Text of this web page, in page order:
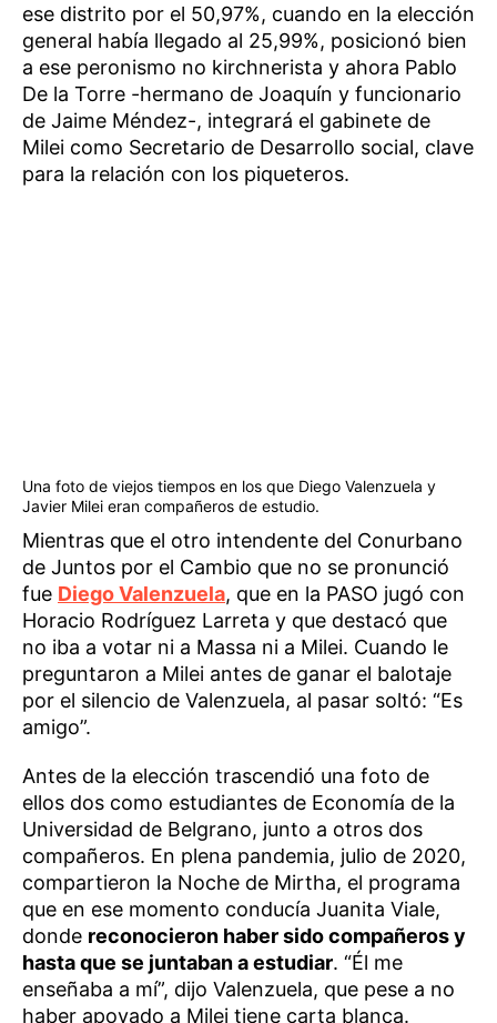
ese distrito por el 50,97%, cuando en la elección
general había llegado al 25,99%, posicionó bien
a ese peronismo no kirchnerista y ahora Pablo
De la Torre -hermano de Joaquín y funcionario
de Jaime Méndez-, integrará el gabinete de
Milei como Secretario de Desarrollo social, clave
para la relación con los piqueteros.
Una foto de viejos tiempos en los que Diego Valenzuela y
Javier Milei eran compañeros de estudio.
Mientras que el otro intendente del Conurbano
de Juntos por el Cambio que no se pronunció
fue Diego Valenzuela, que en la PASO jugó con
Horacio Rodríguez Larreta y que destacó que
no iba a votar ni a Massa ni a Milei. Cuando le
preguntaron a Milei antes de ganar el balotaje
por el silencio de Valenzuela, al pasar soltó: “Es
amigo”.
Antes de la elección trascendió una foto de
ellos dos como estudiantes de Economía de la
Universidad de Belgrano, junto a otros dos
compañeros. En plena pandemia, julio de 2020,
compartieron la Noche de Mirtha, el programa
que en ese momento conducía Juanita Viale,
donde reconocieron haber sido compañeros y
hasta que se juntaban a estudiar. “Él me
enseñaba a mí”, dijo Valenzuela, que pese a no
haber apoyado a Milei tiene carta blanca.